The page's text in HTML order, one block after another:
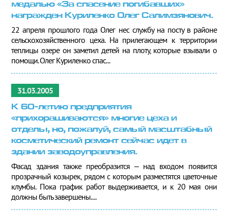
медалью «За спасение погибавших»
награжден Куриленко Олег Салимзянович.
22 апреля прошлого года Олег нес службу на посту в районе
сельскохозяйственного цеха. На прилегающем к территории
теплицы озере он заметил детей на плоту, которые взывали о
помощи. Олег Куриленко спас...
31.03.2005
К 60-летию предприятия
«прихорашиваются» многие цеха и
отделы, но, пожалуй, самый масштабный
косметический ремонт сейчас идет в
здании заводоуправления.
Фасад здания также преобразится – над входом появится
прозрачный козырек, рядом с которым разместятся цветочные
клумбы. Пока график работ выдерживается, и к 20 мая они
должны быть завершены....